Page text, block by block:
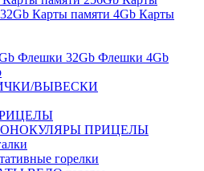
Карты памяти 4Gb Карты
Флешки 32Gb Флешки 4Gb
ВЫВЕСКИ
ПРИЦЕЛЫ
горелки